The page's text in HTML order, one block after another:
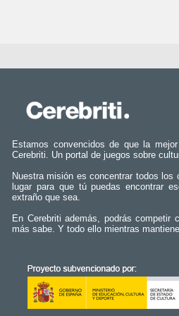
Estamos convencidos de que la
Cerebriti. Un portal de juegos sobre
Nuestra misión es concentrar todos
lugar para que tú puedas encontrar
extraño que sea.
En Cerebriti además, podrás
más sabe. Y todo ello mientras